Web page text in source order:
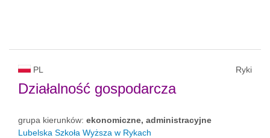
PL Ryki
Działalność gospodarcza
grupa kierunków: ekonomiczne, administracyjne
Lubelska Szkoła Wyższa w Rykach